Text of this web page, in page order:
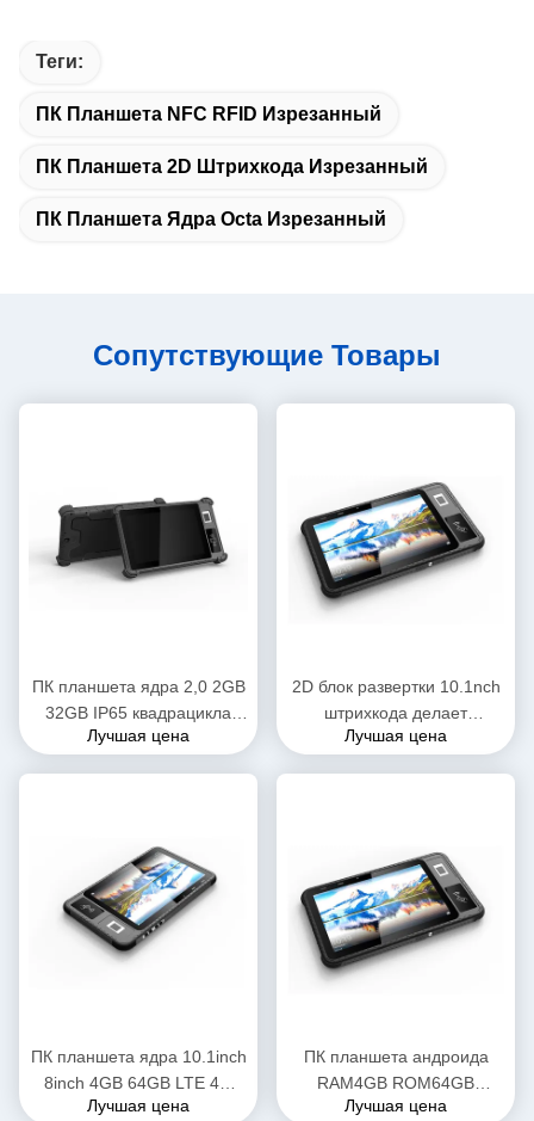
Теги:
ПК Планшета NFC RFID Изрезанный
ПК Планшета 2D Штрихкода Изрезанный
ПК Планшета Ядра Octa Изрезанный
Сопутствующие Товары
ПК планшета ядра 2,0 2GB
32GB IP65 квадрацикла
8inch MTK6761 изрезанный
Лучшая цена
2D блок развертки 10.1nch
штрихкода делает
изрезанное ядр
Лучшая цена
ПК планшета ядра 10.1inch
8inch 4GB 64GB LTE 4G
Octa изрезанный с
Лучшая цена
ПК планшета андроида
RAM4GB ROM64GB
андроида 11 GMS 10,1»
Лучшая цена